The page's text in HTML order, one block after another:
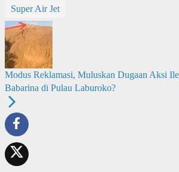
Super Air Jet
Modus Reklamasi, Muluskan Dugaan Aksi
Babarina di Pulau Laburoko?